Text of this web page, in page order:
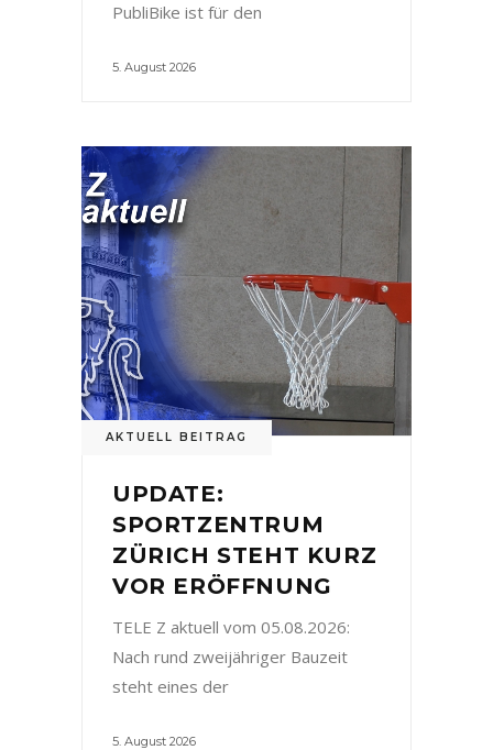
PubliBike ist für den
5. August 2026
AKTUELL BEITRAG
UPDATE:
SPORTZENTRUM
ZÜRICH STEHT KURZ
VOR ERÖFFNUNG
TELE Z aktuell vom 05.08.2026:
Nach rund zweijähriger Bauzeit
steht eines der
5. August 2026